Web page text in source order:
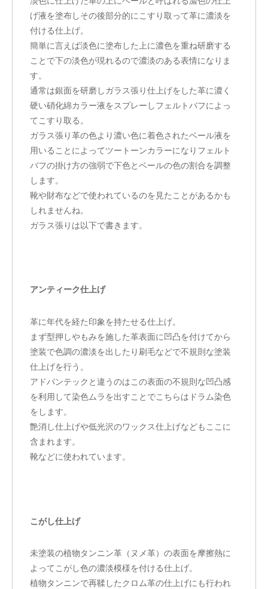
げ液を塗布しその後部分的にこすり取って革に濃淡を
付ける仕上げ。
簡単に言えば淡色に塗布した上に濃色を重ね研磨する
ことで下の淡色が現れるので濃淡のある表情になりま
す。
通常は銀面を研磨しガラス張り仕上げをした革に濃く
硬い硝化綿カラー液をスプレーしフェルトバフによっ
てこすり取る。
ガラス張り革の色より濃い色に着色されたベール液を
用いることによってツートーンカラーになりフェルト
バフの掛け方の強弱で下色とベールの色の割合を調整
します。
靴や財布などで使われているのを見たことがあるかも
しれませんね。
ガラス張りは以下で書きます。
アンティーク仕上げ
革に年代を経た印象を持たせる仕上げ。
まず型押しやもみを施した革表面に凹凸を付けてから
塗装で色調の濃淡を出したり刷毛などで不規則な塗装
仕上げを行う。
アドバンテックと違うのはこの表面の不規則な凹凸感
を利用して染色ムラを出すことでこちらはドラム染色
をします。
艶消し仕上げや低光沢のワックス仕上げなどもここに
含まれます。
靴などに使われています。
こがし仕上げ
未塗装の植物タンニン革（ヌメ革）の表面を摩擦熱に
よってこがし色の濃淡模様を付ける仕上げ。
植物タンニンで再鞣したクロム革の仕上げにも行われ